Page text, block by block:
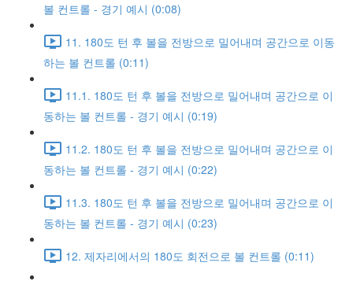
볼 컨트롤 - 경기 예시 (0:08)
11. 180도 턴 후 볼을 전방으로 밀어내며 공간으로 이동
하는 볼 컨트롤 (0:11)
11.1. 180도 턴 후 볼을 전방으로 밀어내며 공간으로 이
동하는 볼 컨트롤 - 경기 예시 (0:19)
11.2. 180도 턴 후 볼을 전방으로 밀어내며 공간으로 이
동하는 볼 컨트롤 - 경기 예시 (0:22)
11.3. 180도 턴 후 볼을 전방으로 밀어내며 공간으로 이
동하는 볼 컨트롤 - 경기 예시 (0:23)
12. 제자리에서의 180도 회전으로 볼 컨트롤 (0:11)